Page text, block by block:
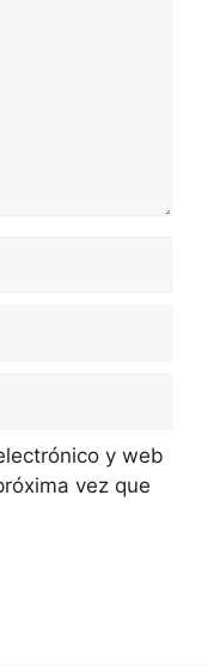
y web
vez que